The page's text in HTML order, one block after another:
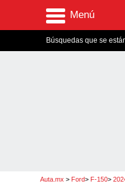
Menú
Búsquedas que se
Auta.mx > Ford> F-150>